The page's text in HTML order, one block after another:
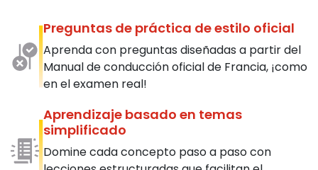
Preguntas de práctica de estilo oficial
Aprenda con preguntas diseñadas a partir del
Manual de conducción oficial de Francia, ¡como
en el examen real!
Aprendizaje basado en temas
simplificado
Domine cada concepto paso a paso con